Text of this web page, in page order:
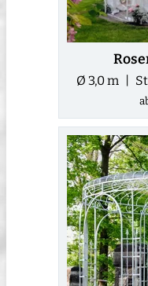
Ø 3,0 m |